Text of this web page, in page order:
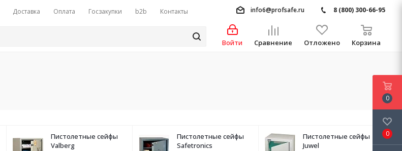
Доставка Оплата Госзакупки b2b Контакты info6@profsafe.ru 8 (800) 300-66-95
Войти Сравнение Отложено Корзина
Пистолетные сейфы
Valberg
Пистолетные сейфы
Safetronics
Пистолетные сейфы
Juwel
0
0